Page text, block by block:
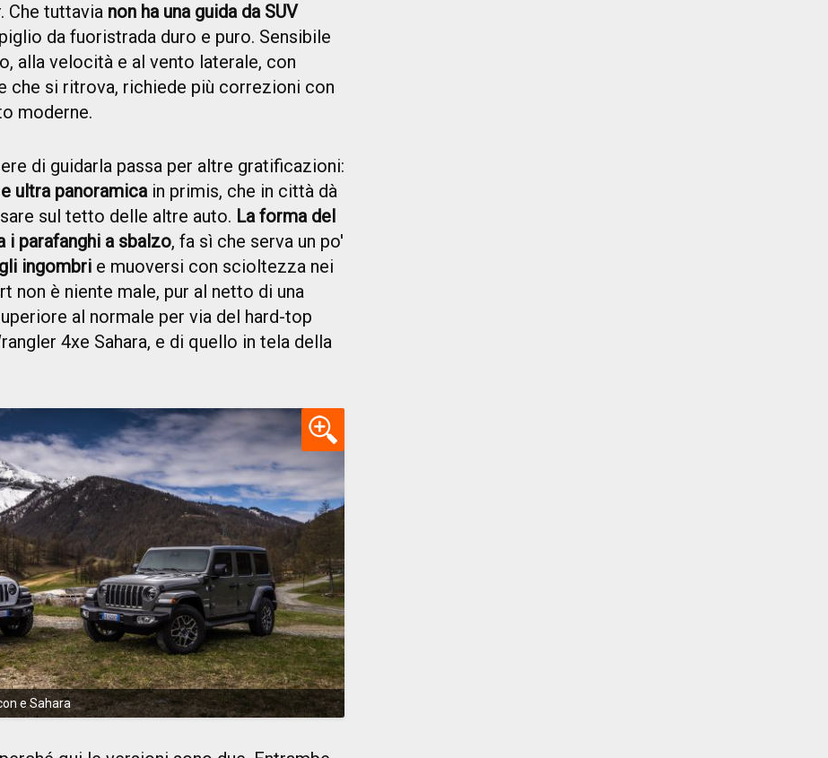
Che tuttavia non ha una guida da SUV
da fuoristrada duro e puro. Sensibile
alla velocità e al vento laterale, con
che si ritrova, richiede più correzioni con
moderne.
di guidarla passa per altre gratificazioni:
ultra panoramicain primis, che in città dà
sul tetto delle altre auto. La forma del
i parafanghi a sbalzo, fa sì che serva un po'
ingombri e muoversi con scioltezza nei
non è niente male, pur al netto di una
al normale per via del hard-top
4xe Sahara, e di quello in tela della
e Sahara